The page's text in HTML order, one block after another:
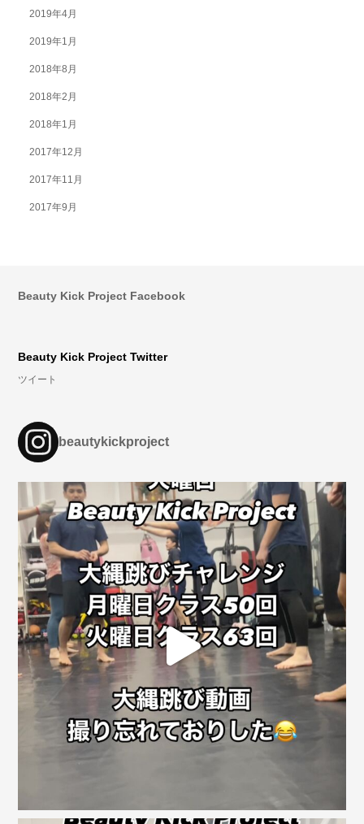
2019年4月
2019年1月
2018年8月
2018年2月
2018年1月
2017年12月
2017年11月
2017年9月
Beauty Kick Project Facebook
Beauty Kick Project Twitter
ツイート
beautykickproject